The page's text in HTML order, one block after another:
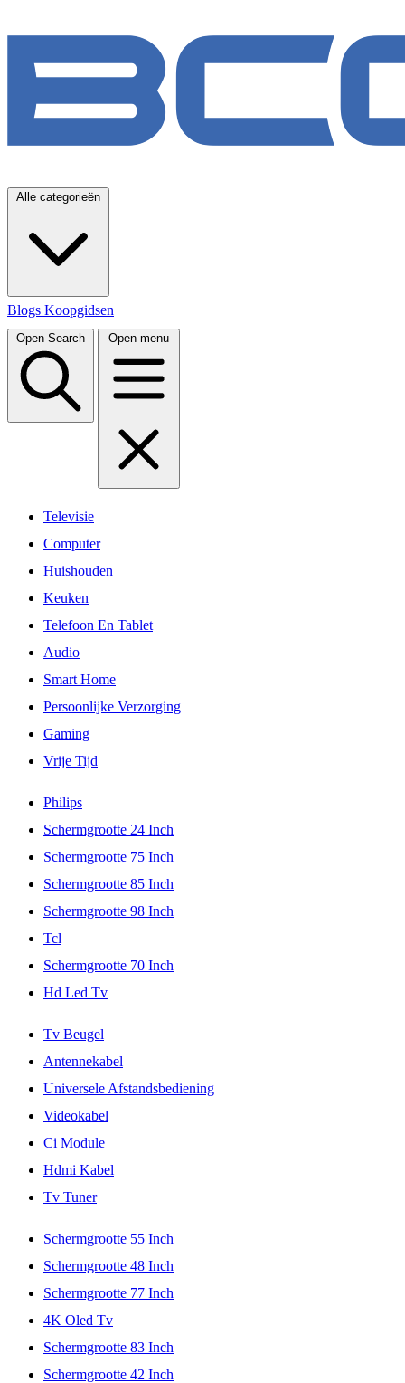
Alle categorieën
Blogs Koopgidsen
Open Search Open menu
Televisie
Computer
Huishouden
Keuken
Telefoon En Tablet
Audio
Smart Home
Persoonlijke Verzorging
Gaming
Vrije Tijd
Philips
Schermgrootte 24 Inch
Schermgrootte 75 Inch
Schermgrootte 85 Inch
Schermgrootte 98 Inch
Tcl
Schermgrootte 70 Inch
Hd Led Tv
Tv Beugel
Antennekabel
Universele Afstandsbediening
Videokabel
Ci Module
Hdmi Kabel
Tv Tuner
Schermgrootte 55 Inch
Schermgrootte 48 Inch
Schermgrootte 77 Inch
4K Oled Tv
Schermgrootte 83 Inch
Schermgrootte 42 Inch